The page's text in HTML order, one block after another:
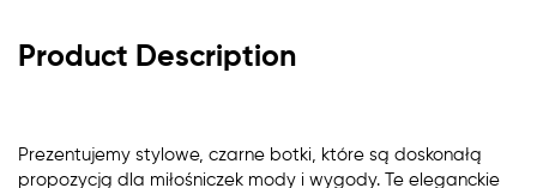
Product Description
Prezentujemy stylowe, czarne botki, które są doskonałą
propozycją dla miłośniczek mody i wygody. Te eleganckie